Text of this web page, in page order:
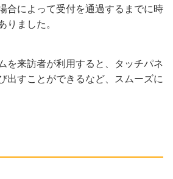
合によって受付を通過するまでに時
りました。
を来訪者が利用すると、タッチパネ
出すことができるなど、スムーズに